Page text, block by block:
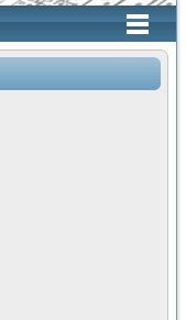
"Сигнал-USB"
Интроскан
система
USB"
терапии серии СКАН
тензометрия и т.п.)